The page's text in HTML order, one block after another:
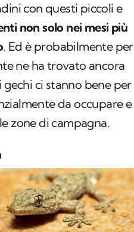
con questi piccoli e
non solo nei mesi più
. Ed è probabilmente per
ne ha trovato ancora
gechi ci stanno bene per
da occupare e
zone di campagna.